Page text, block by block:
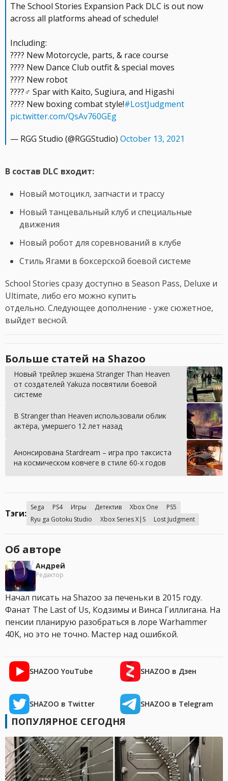
The School Stories Expansion Pack DLC is out now
across all platforms ahead of schedule!
Including:
????️ New Motorcycle, parts, & race course
???? New Dance Club outfit & special moves
???? New robot
????‍♂️ Spar with Kaito, Sugiura, and Higashi
???? New boxing combat style!#LostJudgment
pic.twitter.com/QsAv760GEg
— RGG Studio (@RGGStudio) October 13, 2021
В состав DLC входит:
Новый мотоцикл, запчасти и трассу
Новый танцевальный клуб и специальные
движения
Новый робот для соревнований в клубе
Стиль Ягами в боксерской боевой системе
School Stories сразу доступно в Season Pass, Deluxe и
Ultimate, либо его можно купить
отдельно. Следующее дополнение - уже сюжетное,
выйдет весной.
Больше статей на Shazoo
Новый трейлер экшена Stranger Than Heaven
от создателей Yakuza посвятили боевой
системе
В Stranger than Heaven использовали облик
актёра, умершего 12 лет назад
Анонсирована Stardream – игра про таксиста
на космическом ковчеге в стиле 60-х годов
Тэги:
Sega PS4 Игры Детектив Xbox One
PS5
Ryu ga Gotoku Studio
Xbox Series X|S Lost Judgment
Об авторе
Андрей
Редактор
Начал писать на Shazoo за печеньки в 2015 году.
Фанат The Last of Us, Кодзимы и Винса Гиллигана. На
пенсии планирую разобраться в лоре Warhammer
40K, но это не точно. Мастер над ошибкой.
SHAZOO YouTube SHAZOO в Дзен
SHAZOO в Twitter SHAZOO в Telegram
ПОПУЛЯРНОЕ СЕГОДНЯ